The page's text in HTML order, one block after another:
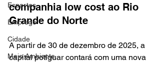
Esportes
Emprego
Cidade
Meio Ambiente
companhia low cost ao Rio
Grande do Norte
A partir de 30 de dezembro de 2025, a
capital potiguar contará com uma nova